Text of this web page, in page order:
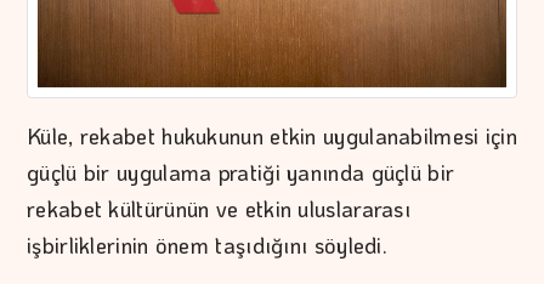
Küle, rekabet hukukunun etkin uygulanabilmesi için
güçlü bir uygulama pratiği yanında güçlü bir
rekabet kültürünün ve etkin uluslararası
işbirliklerinin önem taşıdığını söyledi.